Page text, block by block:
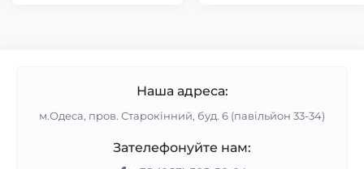
Наша адреса:
м.Одеса, пров. Старокінний, буд. 6 (павільйон 33-34)
Зателефонуйте нам: